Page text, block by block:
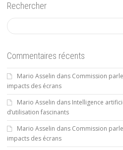
Rechercher
Commentaires récents
Mario Asselin dans Commission
impacts des écrans
Mario Asselin dans Intelligence
d’utilisation fascinants
Mario Asselin dans Commission
impacts des écrans